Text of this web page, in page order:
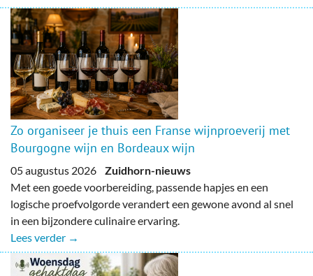
Zo organiseer je thuis een Franse wijnproeverij met
Bourgogne wijn en Bordeaux wijn
05 augustus 2026 Zuidhorn-nieuws
Met een goede voorbereiding, passende hapjes en een
logische proefvolgorde verandert een gewone avond al snel
in een bijzondere culinaire ervaring.
Lees verder →